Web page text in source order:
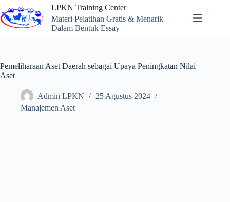
to
content
LPKN Training Center
Materi Pelatihan Gratis & Menarik
Dalam Bentuk Essay
Pemeliharaan Aset Daerah sebagai Upaya Peningkatan Nilai
Aset
Admin LPKN
25 Agustus 2024
Manajemen Aset